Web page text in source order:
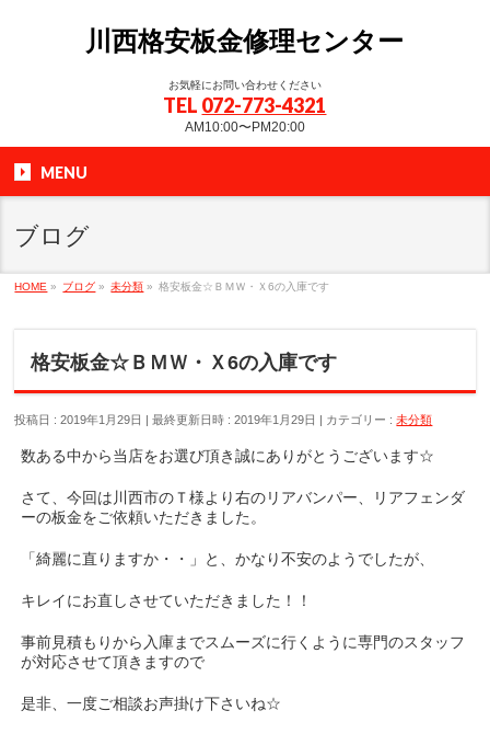
川西格安板金修理センター
お気軽にお問い合わせください
TEL 072-773-4321
AM10:00〜PM20:00
MENU
ブログ
HOME » ブログ » 未分類 » 格安板金☆ＢＭＷ・Ｘ6の入庫です
格安板金☆ＢＭＷ・Ｘ6の入庫です
投稿日 : 2019年1月29日 最終更新日時 : 2019年1月29日 カテゴリー :未分類
数ある中から当店をお選び頂き誠にありがとうございます☆
さて、今回は川西市のＴ様より右のリアバンパー、リアフェンダ
ーの板金をご依頼いただきました。
「綺麗に直りますか・・」と、かなり不安のようでしたが、
キレイにお直しさせていただきました！！
事前見積もりから入庫までスムーズに行くように専門のスタッフ
が対応させて頂きますので
是非、一度ご相談お声掛け下さいね☆